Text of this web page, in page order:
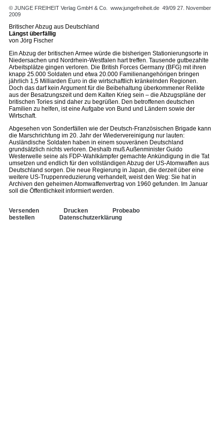
© JUNGE FREIHEIT Verlag GmbH & Co. www.jungefreiheit.de 49/09 27. November
2009
Britischer Abzug aus Deutschland
Längst überfällig
von Jörg Fischer
Ein Abzug der britischen Armee würde die bisherigen Stationierungsorte in
Niedersachen und Nordrhein-Westfalen hart treffen. Tausende gutbezahlte
Arbeitsplätze gingen verloren. Die British Forces Germany (BFG) mit ihren
knapp 25.000 Soldaten und etwa 20.000 Familienangehörigen bringen
jährlich 1,5 Milliarden Euro in die wirtschaftlich kränkelnden Regionen.
Doch das darf kein Argument für die Beibehaltung überkommener Relikte
aus der Besatzungszeit und dem Kalten Krieg sein – die Abzugspläne der
britischen Tories sind daher zu begrüßen. Den betroffenen deutschen
Familien zu helfen, ist eine Aufgabe von Bund und Ländern sowie der
Wirtschaft.
Abgesehen von Sonderfällen wie der Deutsch-Französischen Brigade kann
die Marschrichtung im 20. Jahr der Wiedervereinigung nur lauten:
Ausländische Soldaten haben in einem souveränen Deutschland
grundsätzlich nichts verloren. Deshalb muß Außenminister Guido
Westerwelle seine als FDP-Wahlkämpfer gemachte Ankündigung in die Tat
umsetzen und endlich für den vollständigen Abzug der US-Atomwaffen aus
Deutschland sorgen. Die neue Regierung in Japan, die derzeit über eine
weitere US-Truppenreduzierung verhandelt, weist den Weg: Sie hat in
Archiven den geheimen Atomwaffenvertrag von 1960 gefunden. Im Januar
soll die Öffentlichkeit informiert werden.
Versenden Drucken
Probeabo
bestellen
Datenschutzerklärung